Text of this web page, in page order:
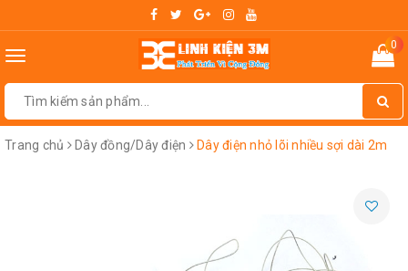
Toggle
0
Trang chủ Dây đồng/Dây điện Dây điện nhỏ lõi nhiều sợi dài 2m